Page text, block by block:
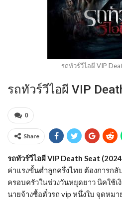
รถทัวร์วีไอผี VIP
รถทัวร์วีไอผี VIP
0
Share
รถทัวร์วีไอผี VIP Death Seat
ค่าแรงขั้นต่ำลูกครึ่งไทย ต้องการก
ครอบครัวในช่วงวันหยุดยาว นิคใช้เ
นายจ้างซื้อตั๋วรถ vip หนึ่งใบ จุดหม